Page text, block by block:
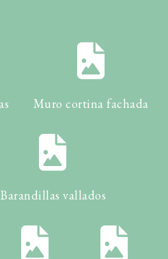
Muro cortina fachada
Barandillas vallados